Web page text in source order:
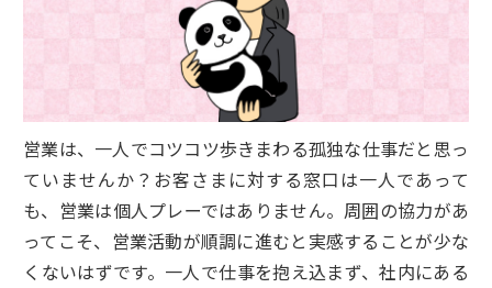
営業は、一人でコツコツ歩きまわる孤独な仕事だと思っ
ていませんか？お客さまに対する窓口は一人であって
も、営業は個人プレーではありません。周囲の協力があ
ってこそ、営業活動が順調に進むと実感することが少な
くないはずです。一人で仕事を抱え込まず、社内にある